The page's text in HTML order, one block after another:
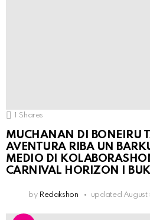
Shares
MUCHANAN DI BONEIRU
AVENTURA RIBA UN
MEDIO DI
CARNIVAL HORIZON I
by Redakshon updated